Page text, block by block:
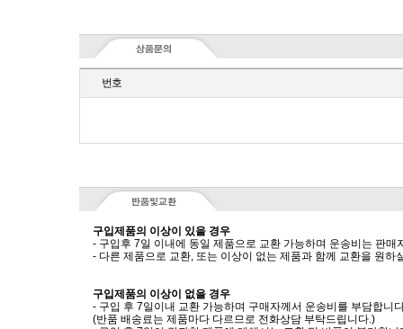
번호
구입제품의 이상이 있을 경우
- 구입후 7일 이내에 동일 제품으로 교환 가능하며 운송비는 판매
- 다른 제품으로 교환, 또는 이상이 없는 제품과 함께 교환을 원하
구입제품의 이상이 없을 경우
- 구입 후 7일이내 교환 가능하며 구매자께서 운송비를 부담합니
(반품 배송료는 제품마다 다르므로 전화상담 부탁드립니다.)